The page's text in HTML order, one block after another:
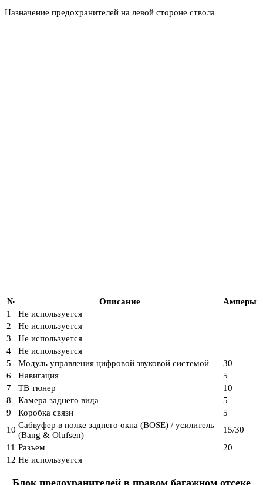
Назначение предохранителей на левой стороне ствола
№ Описание
Амперы
1
Не используется
2
Не используется
3
Не используется
4
Не используется
5
Модуль управления цифровой звуковой системой
30
6
Навигация
5
7
ТВ тюнер
10
8
Камера заднего вида
5
9
Коробка связи
5
10 Сабвуфер в полке заднего окна (BOSE) / усилитель
(Bang & Olufsen)
15/30
11 Разъем
20
12 Не используется